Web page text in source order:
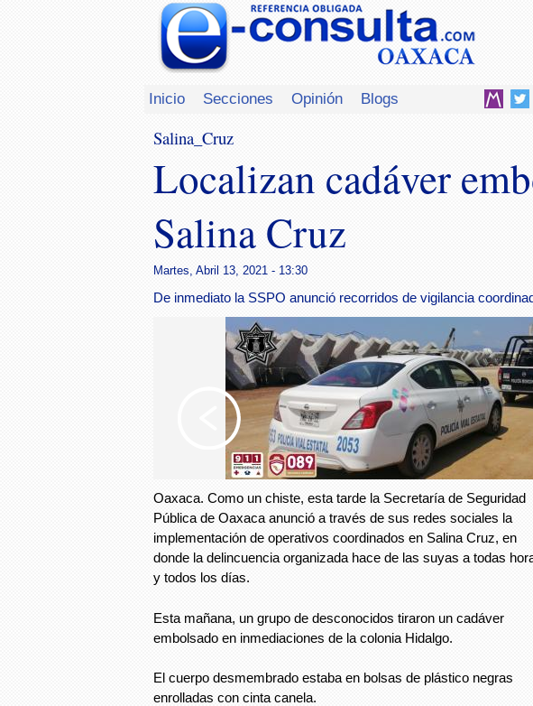
Inicio Secciones Opinión Blogs
Salina_Cruz
Localizan cadáver
Salina Cruz
Martes, Abril 13, 2021 - 13:30
De inmediato la SSPO anunció recorridos de vigilancia
Oaxaca. Como un chiste, esta tarde la Secretaría de Seguridad
Pública de Oaxaca anunció a través de sus redes sociales la
implementación de operativos coordinados en Salina Cruz, en
donde la delincuencia organizada hace de las suyas a todas
y todos los días.
Esta mañana, un grupo de desconocidos tiraron un cadáver
embolsado en inmediaciones de la colonia Hidalgo.
El cuerpo desmembrado estaba en bolsas de plástico negras
enrolladas con cinta canela.